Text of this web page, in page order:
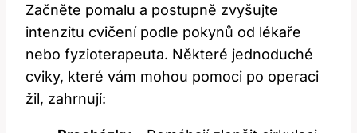
Začněte pomalu a postupně zvyšujte
intenzitu cvičení podle pokynů od lékaře
nebo fyzioterapeuta. Některé jednoduché
cviky, které vám mohou pomoci po operaci
žil, zahrnují: